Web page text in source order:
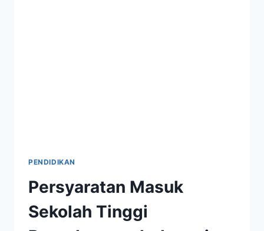
PENDIDIKAN
Persyaratan Masuk
Sekolah Tinggi